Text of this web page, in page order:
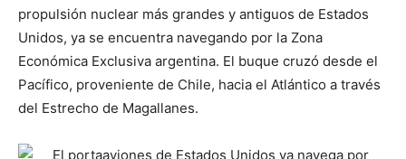
propulsión nuclear más grandes y antiguos de Estados
Unidos, ya se encuentra navegando por la Zona
Económica Exclusiva argentina. El buque cruzó desde el
Pacífico, proveniente de Chile, hacia el Atlántico a través
del Estrecho de Magallanes.